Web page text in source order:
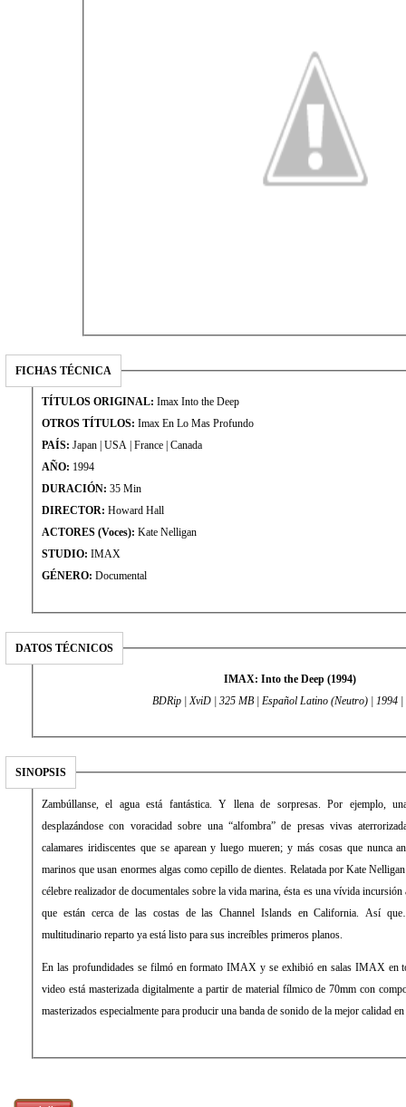
FICHAS TÉCNICA
TÍTULOS ORIGINAL: Imax Into the Deep
OTROS TÍTULOS: Imax En Lo Mas Profundo
PAÍS: Japan | USA | France | Canada
AÑO: 1994
DURACIÓN: 35 Min
DIRECTOR: Howard Hall
ACTORES (Voces): Kate Nelligan
STUDIO: IMAX
GÉNERO: Documental
DATOS TÉCNICOS
IMAX: Into the Deep (1994)
BDRip | XviD | 325 MB | Español Latino (Neutro) | 1994 |
SINOPSIS
Zambúllanse, el agua está fantástica. Y llena de sorpresas. Por ejemplo,
desplazándose con voracidad sobre una “alfombra” de presas vivas
calamares iridiscentes que se aparean y luego mueren; y más cosas que nunca
marinos que usan enormes algas como cepillo de dientes. Relatada por Kate
célebre realizador de documentales sobre la vida marina, ésta es una vívida incursión
que están cerca de las costas de las Channel Islands en California. Así
multitudinario reparto ya está listo para sus increíbles primeros planos.
En las profundidades se filmó en formato IMAX y se exhibió en salas IMAX en
video está masterizada digitalmente a partir de material fílmico de 70mm con
masterizados especialmente para producir una banda de sonido de la mejor calidad